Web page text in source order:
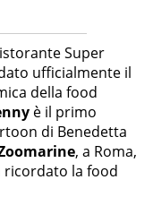
Super
ufficialmente il
della food
è il primo
di Benedetta
, a Roma,
ricordato la food